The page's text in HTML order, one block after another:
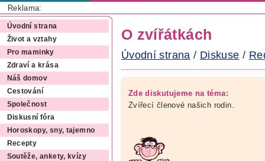
Reklama:
Úvodní strana
Život a vztahy
Pro maminky
Zdraví a krása
Náš domov
Cestování
Společnost
Diskusní fóra
Horoskopy, sny, tajemno
Recepty
Soutěže, ankety, kvízy
O zvířátkách
Úvodní strana / Diskuse /
Zde diskutujeme na téma:
Zvířecí členové našich rodin.